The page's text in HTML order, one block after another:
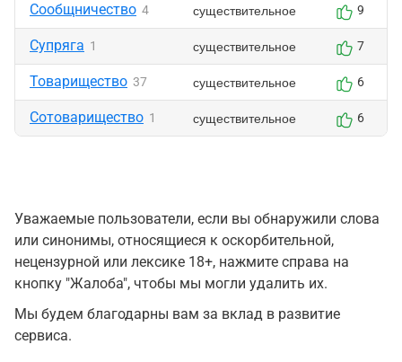
Сообщничество 4 существительное 9
Супряга 1 существительное 7
Товарищество 37 существительное 6
Сотоварищество 1 существительное 6
Уважаемые пользователи, если вы обнаружили слова
или синонимы, относящиеся к оскорбительной,
нецензурной или лексике 18+, нажмите справа на
кнопку "Жалоба", чтобы мы могли удалить их.
Мы будем благодарны вам за вклад в развитие
сервиса.